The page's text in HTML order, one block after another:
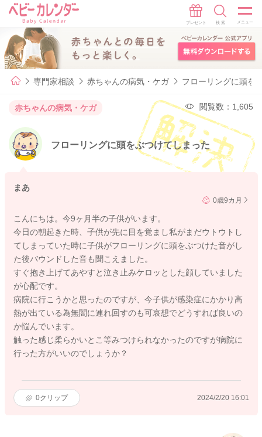
専門家相談 赤ちゃんの病気・ケガ フローリングに頭を
赤ちゃんの病気・ケガ 閲覧数：1,605
フローリングに頭をぶつけてしまった
まあ
0歳9カ月
こんにちは。今9ヶ月半の子供がいます。
今日の朝起きた時、子供が先に目を覚まし私がまだウトウトし
てしまっていた時に子供がフローリングに頭をぶつけた音がし
た後バウンドした音も聞こえました。
すぐ抱き上げてあやすと泣き止みケロッとした顔していました
が心配です。
病院に行こうかと思ったのですが、今子供が感染症にかかり高
熱が出ている為無闇に連れ回すのも可哀想でどうすれば良いの
か悩んでいます。
触った感じ柔らかいとこ等みつけられなかったのですが病院に
行った方がいいのでしょうか？
0クリップ 2024/2/20 16:01